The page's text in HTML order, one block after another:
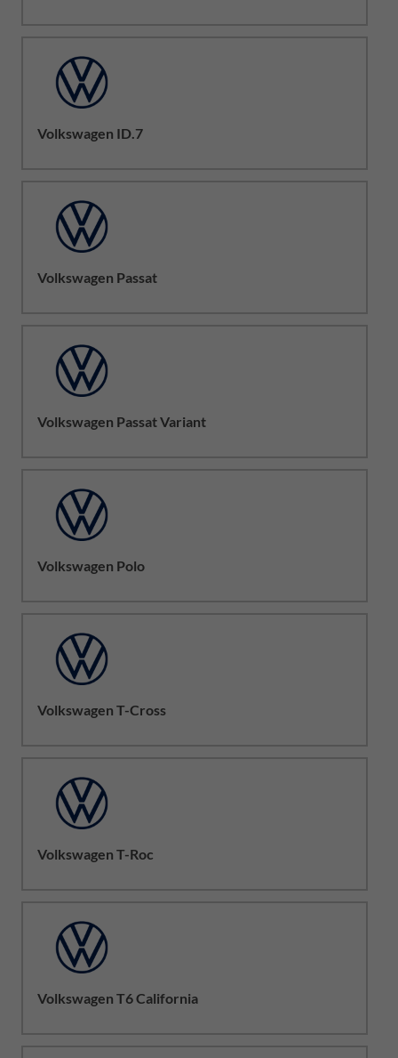
Volkswagen ID.7
Volkswagen Passat
Volkswagen Passat Variant
Volkswagen Polo
Volkswagen T-Cross
Volkswagen T-Roc
Volkswagen T6 California